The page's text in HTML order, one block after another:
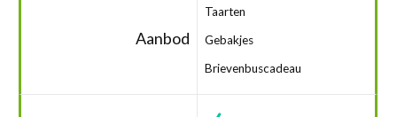
Aanbod
Taarten
Gebakjes
Brievenbuscadeau